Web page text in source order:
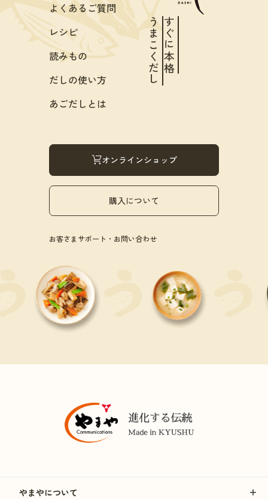
すぐに本格
うまこくだし
よくあるご質問
レシピ
読みもの
だしの使い方
あごだしとは
オンラインショップ
購入について
お客さまサポート・お問い合わせ
やまやについて